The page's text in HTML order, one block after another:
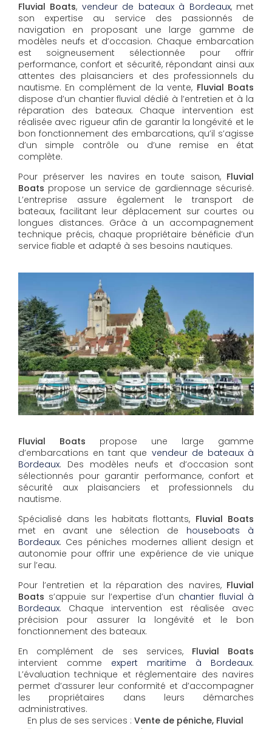
Fluvial Boats, vendeur de bateaux à Bordeaux, met
son expertise au service des passionnés de
navigation en proposant une large gamme de
modèles neufs et d’occasion. Chaque embarcation
est soigneusement sélectionnée pour offrir
performance, confort et sécurité, répondant ainsi aux
attentes des plaisanciers et des professionnels du
nautisme. En complément de la vente, Fluvial Boats
dispose d’un chantier fluvial dédié à l’entretien et à la
réparation des bateaux. Chaque intervention est
réalisée avec rigueur afin de garantir la longévité et le
bon fonctionnement des embarcations, qu’il s’agisse
d’un simple contrôle ou d’une remise en état
complète.
Pour préserver les navires en toute saison, Fluvial
Boats propose un service de gardiennage sécurisé.
L’entreprise assure également le transport de
bateaux, facilitant leur déplacement sur courtes ou
longues distances. Grâce à un accompagnement
technique précis, chaque propriétaire bénéficie d’un
service fiable et adapté à ses besoins nautiques.
Fluvial Boats propose une large gamme
d’embarcations en tant que vendeur de bateaux à
Bordeaux. Des modèles neufs et d’occasion sont
sélectionnés pour garantir performance, confort et
sécurité aux plaisanciers et professionnels du
nautisme.
Spécialisé dans les habitats flottants, Fluvial Boats
met en avant une sélection de houseboats à
Bordeaux. Ces péniches modernes allient design et
autonomie pour offrir une expérience de vie unique
sur l’eau.
Pour l’entretien et la réparation des navires, Fluvial
Boats s’appuie sur l’expertise d’un chantier fluvial à
Bordeaux. Chaque intervention est réalisée avec
précision pour assurer la longévité et le bon
fonctionnement des bateaux.
En complément de ses services, Fluvial Boats
intervient comme expert maritime à Bordeaux.
L’évaluation technique et réglementaire des navires
permet d’assurer leur conformité et d’accompagner
les propriétaires dans leurs démarches
administratives.
En plus de ses services : Vente de péniche, Fluvial